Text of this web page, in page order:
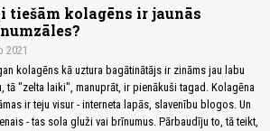
tiešām kolagēns ir jaunās
2021
kolagēns kā uztura bagātinātājs ir zināms jau labu
tā "zelta laiki", manuprāt, ir pienākuši tagad. Kolagēna
ir teju visur - interneta lapās, slavenību blogos. Un
- tas sola gluži vai brīnumus. Pārbaudīju to, tā teikt,